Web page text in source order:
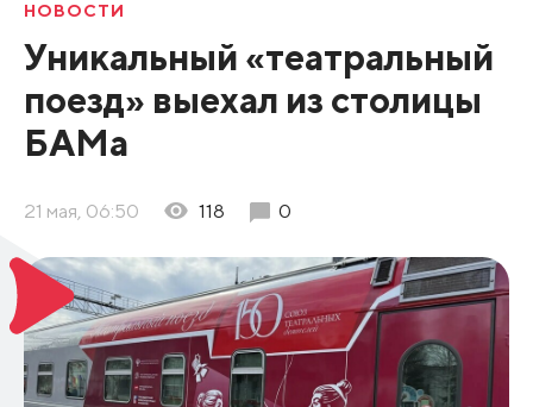
НОВОСТИ
Уникальный «театральный
поезд» выехал из столицы
БАМа
21 мая, 06:50 118 0